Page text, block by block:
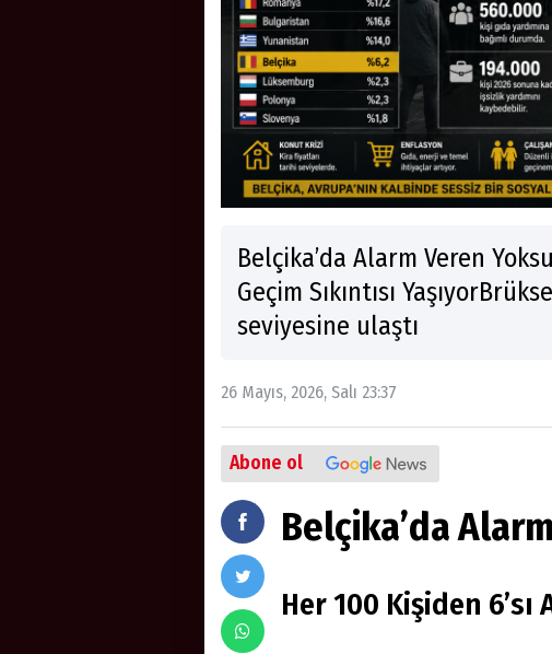
Belçika’da Alarm Veren
Geçim Sıkıntısı
seviyesine ulaştı
26 Mayıs, 2026, Salı 23:37
Abone ol
Belçika’da
Her 100 Kişiden 6’sı